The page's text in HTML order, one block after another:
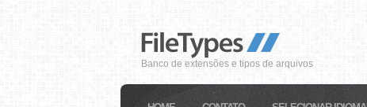
Banco de extensões e tipos de arquivos